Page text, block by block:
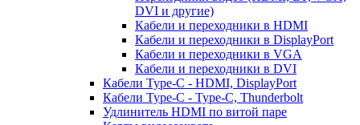
DVI и другие)
Кабели и переходники в HDMI
Кабели и переходники в DisplayPort
Кабели и переходники в VGA
Кабели и переходники в DVI
Кабели Type-C - HDMI, DisplayPort
Кабели Type-C - Type-C, Thunderbolt
Удлинитель HDMI по витой паре